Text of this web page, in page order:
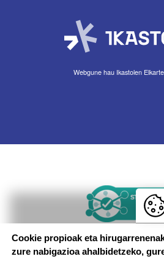
Webgune hau Ikastolen
Irudia
Cookie propioak eta
zure nabigazioa ahalbidetzeko,